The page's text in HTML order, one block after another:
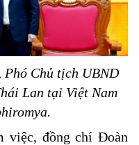
Chủ tịch UBND
Lan tại Việt Nam
việc, đồng chí Đoàn